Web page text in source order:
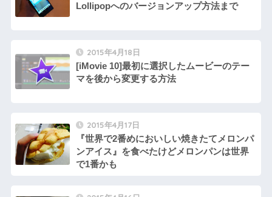
Lollipopへのバージョンアップ方法まで
2015年4月18日
[iMovie 10]最初に選択したムービーのテー
マを後から変更する方法
2015年4月17日
『世界で2番めにおいしい焼きたてメロンパ
ンアイス』を食べたけどメロンパンは世界
で1番かも